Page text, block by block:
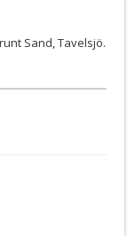
Sand, Tavelsjö.